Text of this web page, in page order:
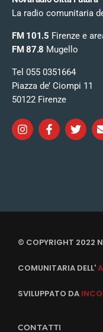
La radio comunitaria
FM 101.5 Firenze e
FM 87.8 Mugello
Tel 055 0351664
Piazza de’ Ciompi 11
50122 Firenze
© COPYRIGHT 2022
COMUNITARIA DELL'
SVILUPPATO DA
CONTATTI